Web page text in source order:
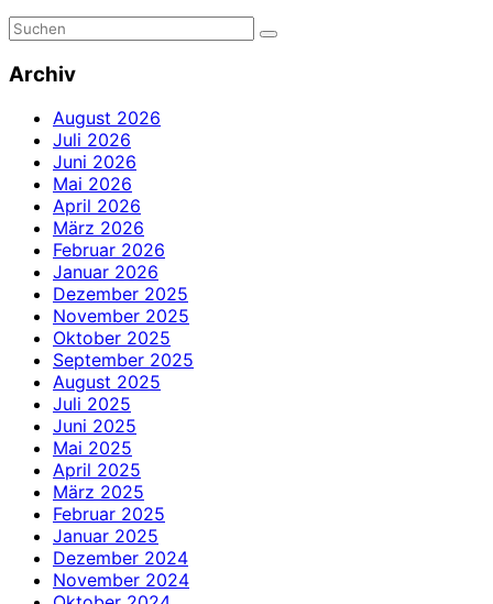
Archiv
August 2026
Juli 2026
Juni 2026
Mai 2026
April 2026
März 2026
Februar 2026
Januar 2026
Dezember 2025
November 2025
Oktober 2025
September 2025
August 2025
Juli 2025
Juni 2025
Mai 2025
April 2025
März 2025
Februar 2025
Januar 2025
Dezember 2024
November 2024